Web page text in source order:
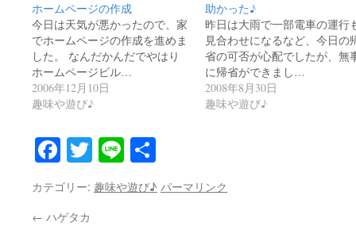
ホームページの作成
今日は天気が悪かったので、家
でホームページの作成を進めま
した。 なんだかんだでやはり
ホームページビル…
2006年12月10日
趣味や遊び♪
助かった♪
昨日は大雨で一部電車の運行
見合わせになるなど、今日の
省の可否が心配でしたが、無
に帰省ができまし…
2008年8月30日
趣味や遊び♪
Facebook
Twitter
Line
有
カテゴリー: 趣味や遊び♪ パーマリンク
← ハゲタカ